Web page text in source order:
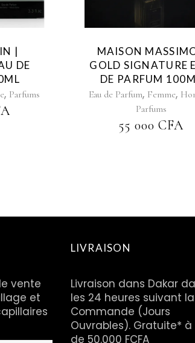
|
DE
, Parfums
MAISON
GOLD SIGNATURE
DE PARFUM
Eau de Parfum, Femme,
Parfums
55 000 CFA
vente
et
LIVRAISON
Livraison dans Dakar
les 24 heures suivant la
Commande (Jours
Ouvrables). Gratuite*
de 50.000 FCFA